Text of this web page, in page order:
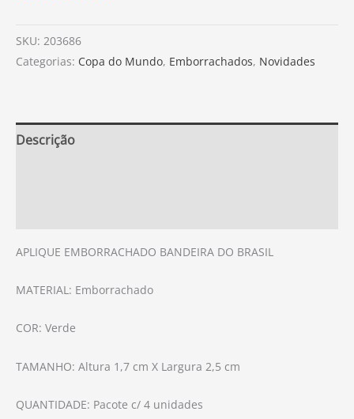
SKU: 203686
Categorias: Copa do Mundo, Emborrachados, Novidades
Descrição
APLIQUE EMBORRACHADO BANDEIRA DO BRASIL
MATERIAL: Emborrachado
COR: Verde
TAMANHO: Altura 1,7 cm X Largura 2,5 cm
QUANTIDADE: Pacote c/ 4 unidades